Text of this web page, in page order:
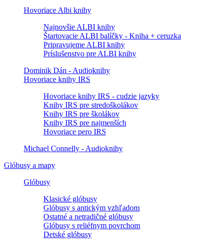
Hovoriace Albi knihy
Najnovšie ALBI knihy
Štartovacie ALBI balíčky - Kniha + ceruzka
Pripravujeme ALBI knihy
Príslušenstvo pre ALBI knihy
Dominik Dán - Audioknihy
Hovoriace knihy IRS
Hovoriace knihy IRS - cudzie jazyky
Knihy IRS pre stredoškolákov
Knihy IRS pre školákov
Knihy IRS pre najmenších
Hovoriace pero IRS
Michael Connelly - Audioknihy
Glóbusy a mapy
Glóbusy
Klasické glóbusy
Glóbusy s antickým vzhľadom
Ostatné a netradičné glóbusy
Glóbusy s reliéfnym povrchom
Detské glóbusy